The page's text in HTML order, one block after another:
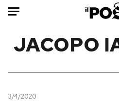
Mondo
JACOPO
3/4/2020